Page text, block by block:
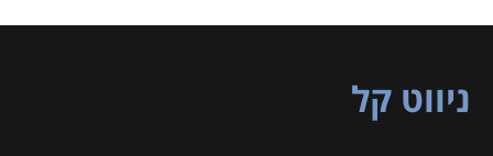
ניווט קל